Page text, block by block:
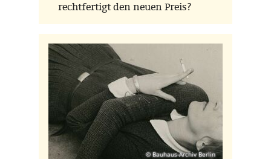
rechtfertigt den neuen Preis?
© Bauhaus-Archiv Berlin